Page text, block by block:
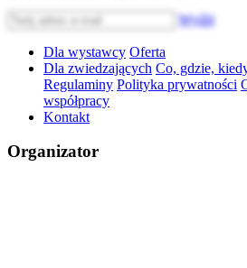
Wyślij
Dla wystawcy Oferta
Dla zwiedzających Co, gdzie,
Regulaminy Polityka prywatności
współpracy
Kontakt
Organizator